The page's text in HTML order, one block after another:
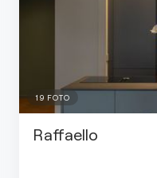
19 FOTO
Raffaello